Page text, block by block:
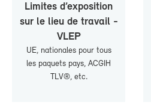
Li­mites d’ex­po­si­tion
sur le lieu de tra­vail -
VLEP
UE, na­tio­nales pour tous
les pa­quets pays, AC­GIH
TLV®, etc.